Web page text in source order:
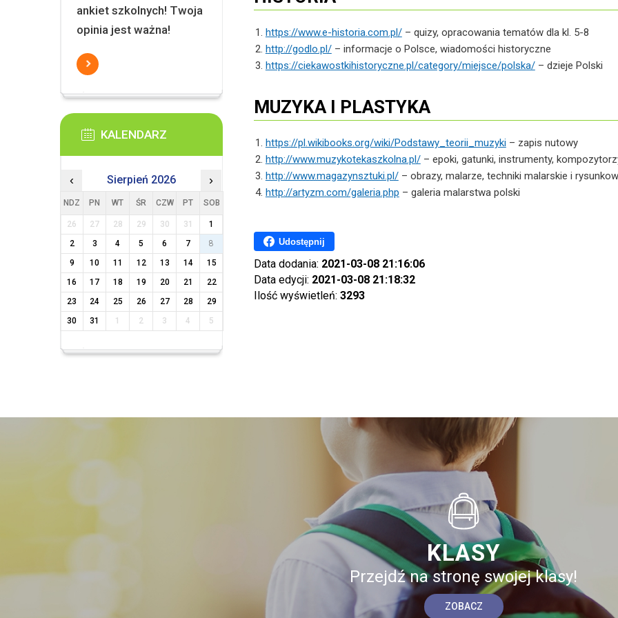
https://www.e-historia.com.pl/– quizy, opracowania tematów dla kl. 5-8
http://godlo.pl/– informacje o Polsce, wiadomości historyczne
https://ciekawostkihistoryczne.pl/category/miejsce/polska/– dzieje Polski
MUZYKA I PLASTYKA
https://pl.wikibooks.org/wiki/Podstawy_teorii_muzyki – zapis nutowy
http://www.muzykotekaszkolna.pl/– epoki, gatunki, instrumenty,
http://www.magazynsztuki.pl/– obrazy, malarze, techniki malarskie i
http://artyzm.com/galeria.php – galeria malarstwa polski
Udostępnij
Data dodania: 2021-03-08 21:16:06
Data edycji: 2021-03-08 21:18:32
Ilość wyświetleń: 3293
ankiet szkolnych! Twoja
opinia jest ważna!
KALENDARZ
‹ Sierpień 2026 ›
NDZ PN WT ŚR CZW PT SOB
26 27 28 29 30 31
1
2
3 4 5 6 7
8
9
10 11 12 13 14
15
16
17 18 19 20 21
22
23
24 25 26 27 28
29
30
31 1 2 3 4 5
KLASY
Przejdź na stronę swojej klasy!
ZOBACZ